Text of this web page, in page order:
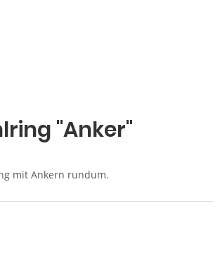
"Anker"
mit Ankern rundum.